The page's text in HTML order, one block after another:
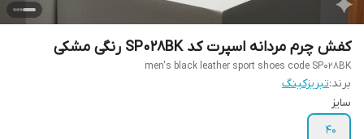
کفش چرم مردانه اسپرت کد SP028BK رنگی مشکی
men's black leather sport shoes code SP028BK
برند:تبریزکینگ
سایز
40